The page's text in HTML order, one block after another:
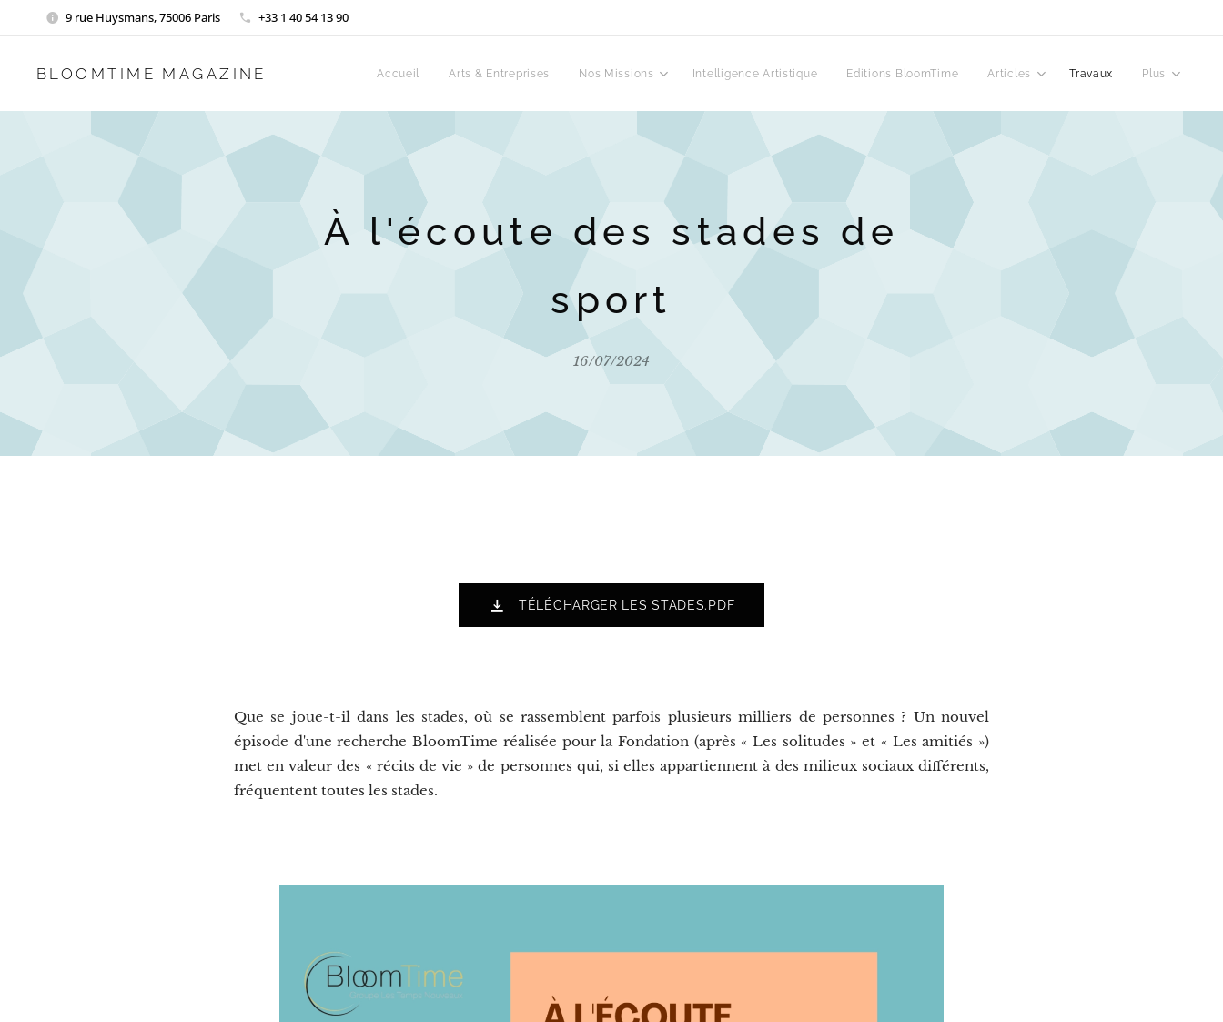
9 rue Huysmans, 75006 Paris +33 1 40 54 13 90
BLOOMTIME MAGAZINE Accueil Arts & Entreprises Nos Missions Intelligence Artistique Editions BloomTime Articles Travaux Plus
À l'écoute des stades de
sport
16/07/2024
TÉLÉCHARGER LES STADES.PDF
Que se joue-t-il dans les stades, où se rassemblent parfois plusieurs milliers de personnes ? Un nouvel
épisode d'une recherche BloomTime réalisée pour la Fondation (après « Les solitudes » et « Les amitiés »)
met en valeur des « récits de vie » de personnes qui, si elles appartiennent à des milieux sociaux différents,
fréquentent toutes les stades.